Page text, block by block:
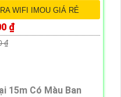
WIFI IMOU GIÁ RẺ
₫
₫
15m Có Màu Ban